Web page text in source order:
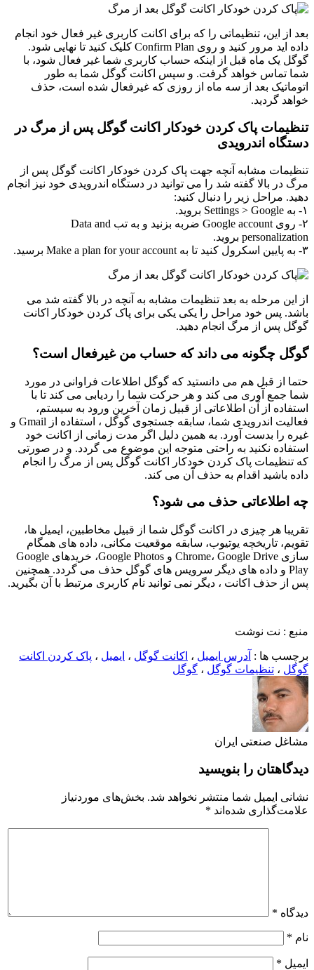
بعد از این، تنظیماتی را که برای اکانت کاربری غیر فعال خود انجام
داده اید مرور کنید و روی Confirm Plan کلیک کنید تا نهایی شود.
گوگل یک ماه قبل از اینکه حساب کاربری شما غیر فعال شود، با
شما تماس خواهد گرفت. و سپس اکانت گوگل شما به طور
اتوماتیک بعد از سه ماه از روزی که غیرفعال شده است، حذف
خواهد گردید.
تنظیمات پاک کردن خودکار اکانت گوگل پس از مرگ در
دستگاه اندرویدی
تنظیمات مشابه آنچه جهت پاک کردن خودکار اکانت گوگل پس از
مرگ در بالا گفته شد را می توانید در دستگاه اندرویدی خود نیز انجام
دهید. مراحل زیر را دنبال کنید:
۱- به Settings > Google بروید.
۲- روی Google account ضربه بزنید و به تب Data and
personalization بروید.
۳- به پایین اسکرول کنید تا به Make a plan for your account برسید.
از این مرحله به بعد تنظیمات مشابه به آنچه در بالا گفته شد می
باشد. پس خود مراحل را یکی یکی برای پاک کردن خودکار اکانت
گوگل پس از مرگ انجام دهید.
گوگل چگونه می داند که حساب من غیرفعال است؟
حتما از قبل هم می دانستید که گوگل اطلاعات فراوانی در مورد
شما جمع آوری می کند و هر حرکت شما را ردیابی می کند تا با
استفاده از آن اطلاعاتی از قبیل زمان آخرین ورود به سیستم،
فعالیت اندرویدی شما، سابقه جستجوی گوگل ، استفاده از Gmail و
غیره را بدست آورد. به همین دلیل اگر مدت زمانی از اکانت خود
استفاده نکنید به راحتی متوجه این موضوع می گردد. و در صورتی
که تنظیمات پاک کردن خودکار اکانت گوگل پس از مرگ را انجام
داده باشید اقدام به حذف آن می کند.
چه اطلاعاتی حذف می شود؟
تقریبا هر چیزی در اکانت گوگل شما از قبیل مخاطبین، ایمیل ها،
تقویم، تاریخچه یوتیوب، سابقه موقعیت مکانی، داده های همگام
سازی Chrome، Google Drive و Google Photos، خریدهای Google
Play و داده های دیگر سرویس های گوگل حذف می گردد. همچنین
پس از حذف اکانت ، دیگر نمی توانید نام کاربری مرتبط با آن بگیرید.
منبع : نت نوشت
برچسب ها : آدرس ایمیل ، اکانت گوگل ، ایمیل ، پاک کردن اکانت
گوگل ، تنظیمات گوگل ، گوگل
مشاغل صنعتی ایران
دیدگاهتان را بنویسید
نشانی ایمیل شما منتشر نخواهد شد. بخش‌های موردنیاز
علامت‌گذاری شده‌اند *
دیدگاه *
نام *
ایمیل *